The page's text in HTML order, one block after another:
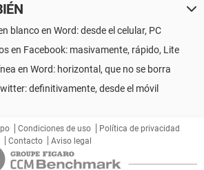
blanco en Word: desde el celular, PC
en Facebook: masivamente, rápido, Lite
en Word: horizontal, que no se borra
definitivamente, desde el móvil
Condiciones de uso
Política de privacidad
Contacto
Aviso legal